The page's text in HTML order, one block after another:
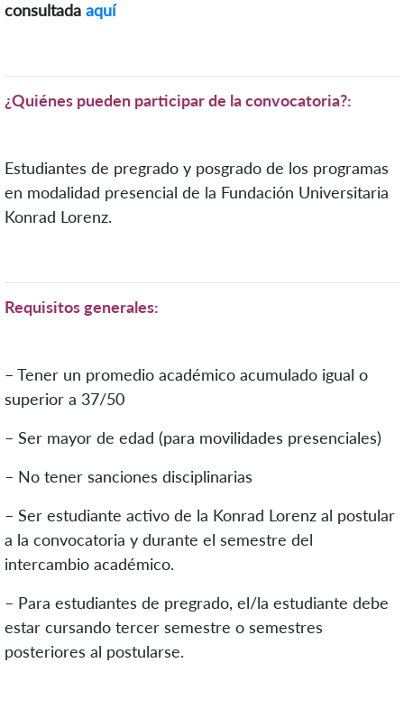
consultada aquí
¿Quiénes pueden participar de la convocatoria?:
Estudiantes de pregrado y posgrado de los programas
en modalidad presencial de la Fundación Universitaria
Konrad Lorenz.
Requisitos generales:
– Tener un promedio académico acumulado igual o
superior a 37/50
– Ser mayor de edad (para movilidades presenciales)
– No tener sanciones disciplinarias
– Ser estudiante activo de la Konrad Lorenz al postular
a la convocatoria y durante el semestre del
intercambio académico.
– Para estudiantes de pregrado, el/la estudiante debe
estar cursando tercer semestre o semestres
posteriores al postularse.